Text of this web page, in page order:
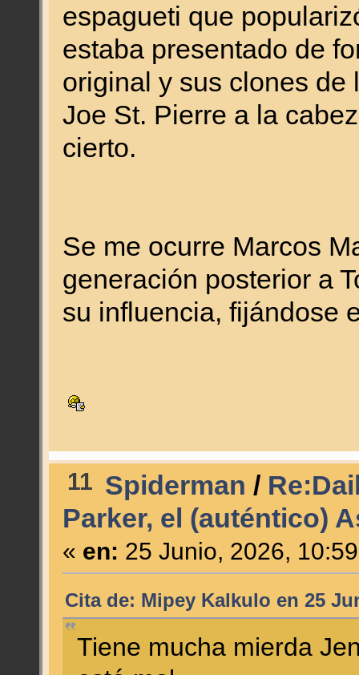
espagueti que
estaba presentado de
original y sus clones de
Joe St. Pierre a la
cierto.
Se me ocurre Marcos
generación posterior a
su influencia, fijándose
11 Spiderman /
Parker, el (auténtico)
« en: 25 Junio, 2026,
Cita de: Mipey Kalkulo en 25
Tiene mucha mierda